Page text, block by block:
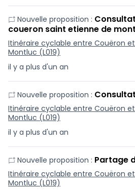
il y a plus d'un an
Nouvelle proposition :
coueron saint etienne de
Itinéraire cyclable entre Couëron
Montluc (L019)
il y a plus d'un an
Nouvelle proposition :
Itinéraire cyclable entre Couëron
Montluc (L019)
Nouvelle proposition : Partage
Itinéraire cyclable entre Couëron
Montluc (L019)